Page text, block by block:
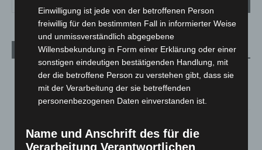
Aktuelle Beiträge
Kunst trifft Weingenuss: Barbara-Susann Mehring zeigt ihre
Werke im Jacques’ Wein-Depot Isernhagen
8. August 2026
und Bothfeld
8. August 2026
Einwilligung ist jede von der betroffenen Person
freiwillig für den bestimmten Fall in informierter Weise
und unmissverständlich abgegebene
Willensbekundung in Form einer Erklärung oder einer
sonstigen eindeutigen bestätigenden Handlung, mit
der die betroffene Person zu verstehen gibt, dass sie
mit der Verarbeitung der sie betreffenden
personenbezogenen Daten einverstanden ist.
Name und Anschrift des für die
Verarbeitung Verantwortlichen